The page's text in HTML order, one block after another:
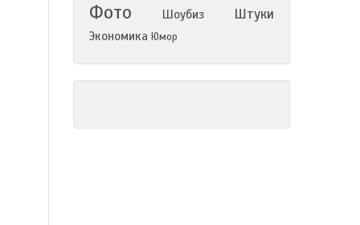
Фото Шоубиз Штуки
Экономика Юмор